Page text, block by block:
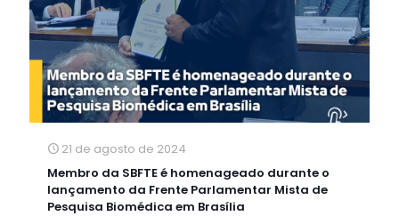
21 de agosto de 2024
Membro da SBFTE é homenageado durante o
lançamento da Frente Parlamentar Mista de
Pesquisa Biomédica em Brasília